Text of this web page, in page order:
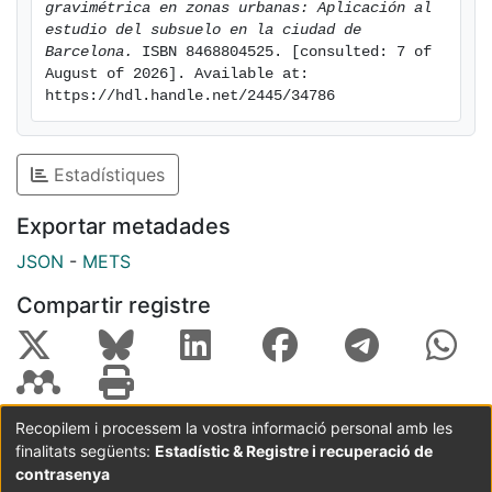
modelos probables de profundidad del basamento,
controlando la altura de los prismas entre iteraciones
a partir del criterio de Bott, y ajustando una curva de
variación de densidad a partir del sondeo
MARTORELL-1. Este procedimiento ha determinado un
rango de profundidades entre 421 y 512 m. La
interpretación estructural del basamento se ha llevado
obtenido con un mapa de gradiente horizontal de la
anomalía residual, permitiendo localizar un conjunto
en un conjunto de bloques.
gravimétrica en zonas urbanas: Aplicación al
estudio del subsuelo en la ciudad de
Barcelona.
ISBN 8468804525. [consulted: 7 of
August of 2026]. Available at:
https://hdl.handle.net/2445/34786
Estadístiques
Exportar metadades
JSON - METS
Compartir registre
Coordinació:CRAI UB Avís legal
Metadades
subjectes a:
Recopilem i processem la vostra informació personal amb les
finalitats següents: Estadístic & Registre i recuperació de
contrasenya